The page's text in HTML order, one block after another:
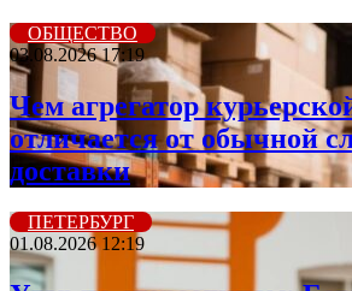
ОБЩЕСТВО
03.08.2026 17:19
Чем агрегатор
отличается от обычной
доставки
ПЕТЕРБУРГ
01.08.2026 12:19